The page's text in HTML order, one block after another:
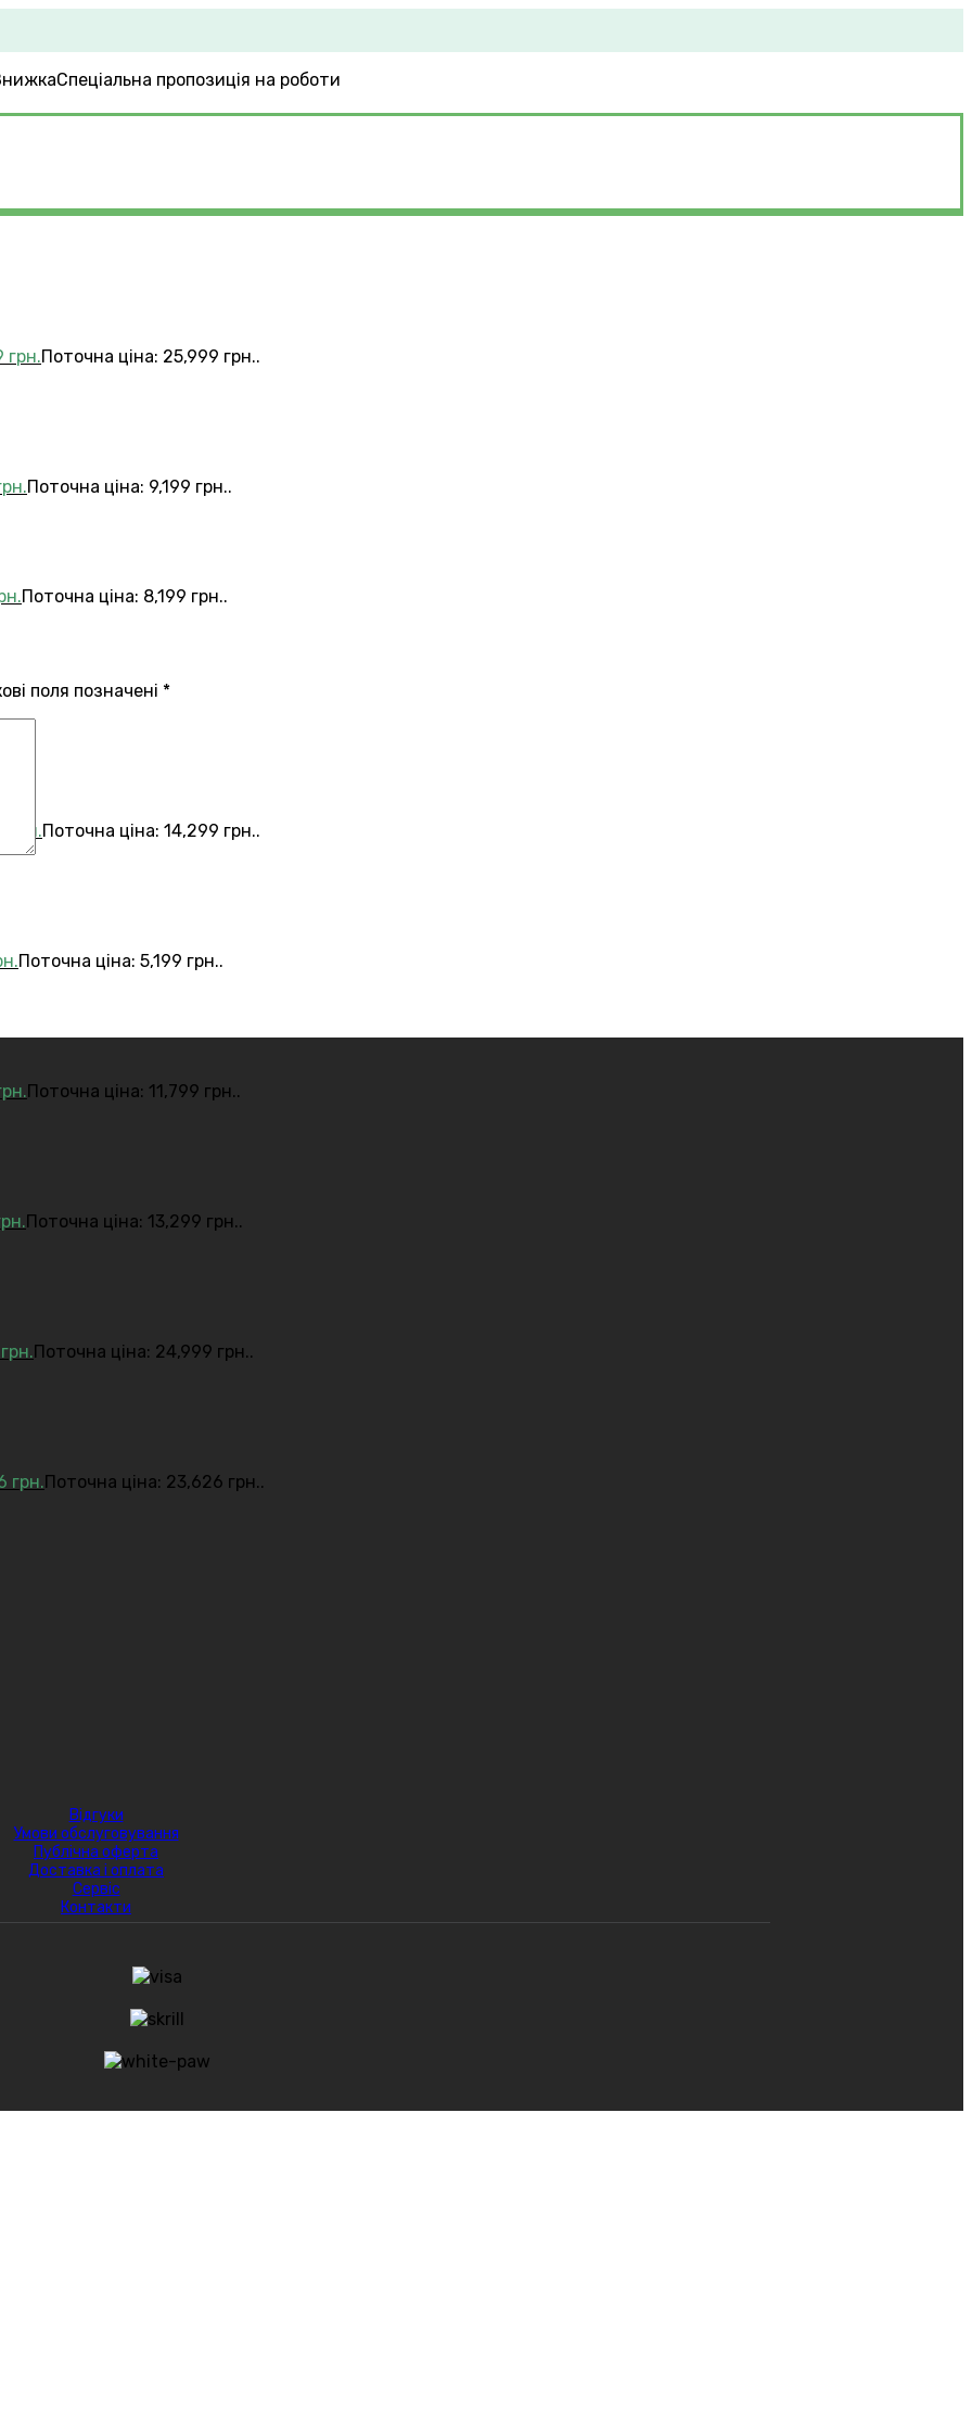
Спеціальна пропозиція на роботи
грн.Поточна ціна: 25,999 грн..
Поточна ціна: 9,199 грн..
Поточна ціна: 8,199 грн..
грн.Поточна ціна: 14,299 грн..
Поточна ціна: 5,199 грн..
Поточна ціна: 11,799 грн..
Поточна ціна: 13,299 грн..
грн. Поточна ціна: 24,999 грн..
грн.Поточна ціна: 23,626 грн..
поля позначені *
Відгуки
Умови обслуговування
Публічна оферта
Доставка і оплата
Сервіс
Контакти